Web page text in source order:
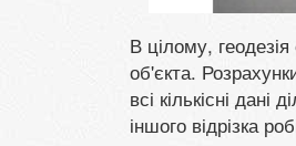
В цілому,
об'єкта.
всі кількісні
іншого відрізка